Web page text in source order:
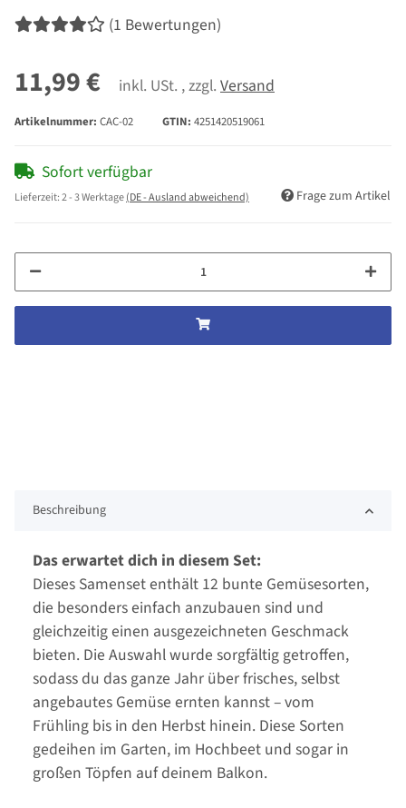
(1 Bewertungen)
11,99 € inkl. USt. , zzgl. Versand
Artikelnummer: CAC-02 GTIN: 4251420519061
Sofort verfügbar
Lieferzeit:2 - 3 Werktage(DE - Ausland abweichend) Frage zum Artikel
Beschreibung
Das erwartet dich in diesem Set:
Dieses Samenset enthält 12 bunte Gemüsesorten,
die besonders einfach anzubauen sind und
gleichzeitig einen ausgezeichneten Geschmack
bieten. Die Auswahl wurde sorgfältig getroffen,
sodass du das ganze Jahr über frisches, selbst
angebautes Gemüse ernten kannst – vom
Frühling bis in den Herbst hinein. Diese Sorten
gedeihen im Garten, im Hochbeet und sogar in
großen Töpfen auf deinem Balkon.